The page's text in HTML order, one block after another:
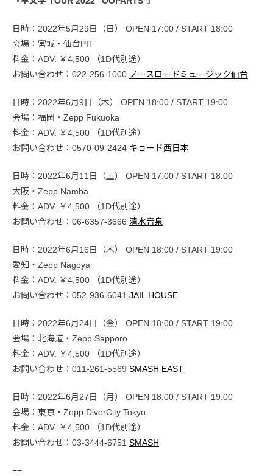
日時：2022年5月29日（日） OPEN 17:00 / START 18:00
会場：宮城・仙台PIT
料金：ADV. ￥4,500 （1D代別途）
お問い合わせ：022-256-1000 ノースロードミュージック仙台
日時：2022年6月9日（木） OPEN 18:00 / START 19:00
会場：福岡・Zepp Fukuoka
料金：ADV. ￥4,500 （1D代別途）
お問い合わせ：0570-09-2424 キョード西日本
日時：2022年6月11日（土） OPEN 17:00 / START 18:00
大阪・Zepp Namba
料金：ADV. ￥4,500 （1D代別途）
お問い合わせ：06-6357-3666 清水音泉
日時：2022年6月16日（木） OPEN 18:00 / START 19:00
愛知・Zepp Nagoya
料金：ADV. ￥4,500 （1D代別途）
お問い合わせ：052-936-6041 JAIL HOUSE
日時：2022年6月24日（金） OPEN 18:00 / START 19:00
会場：北海道・Zepp Sapporo
料金：ADV. ￥4,500 （1D代別途）
お問い合わせ：011-261-5569 SMASH EAST
日時：2022年6月27日（月） OPEN 18:00 / START 19:00
会場：東京・Zepp DiverCity Tokyo
料金：ADV. ￥4,500 （1D代別途）
お問い合わせ：03-3444-6751 SMASH
==